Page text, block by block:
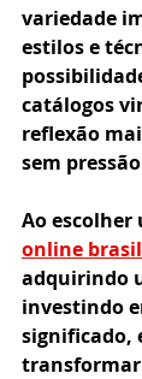
variedade
estilos e
catálogos
reflexão
sem
Ao escolher
online brasil
adquirindo
investindo
significado,
transformar